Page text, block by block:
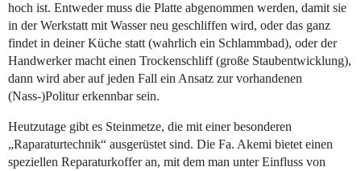
hoch ist. Entweder muss die Platte abgenommen werden, damit sie
in der Werkstatt mit Wasser neu geschliffen wird, oder das ganz
findet in deiner Küche statt (wahrlich ein Schlammbad), oder der
Handwerker macht einen Trockenschliff (große Staubentwicklung),
dann wird aber auf jeden Fall ein Ansatz zur vorhandenen
(Nass-)Politur erkennbar sein.
Heutzutage gibt es Steinmetze, die mit einer besonderen
„Raparaturtechnik“ ausgerüstet sind. Die Fa. Akemi bietet einen
speziellen Reparaturkoffer an, mit dem man unter Einfluss von